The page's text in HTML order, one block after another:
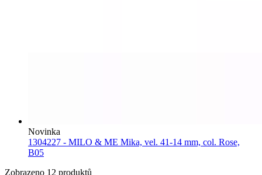
Novinka
1304227 - MILO & ME Mika, vel. 41-14 mm, col. Rose,
B05
Zobrazeno 12 produktů